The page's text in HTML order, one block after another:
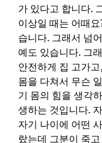
가 있다고 합니다.
이상일 때는 어때요
습니다. 그래서 넘
예도 있습니다. 그
안전하게 집 고가고
몸을 다쳐서 무슨
기 몸의 힘을 생각
생하는 것입니다.
자기 나이에 어떤
랐는데 그분이 죽